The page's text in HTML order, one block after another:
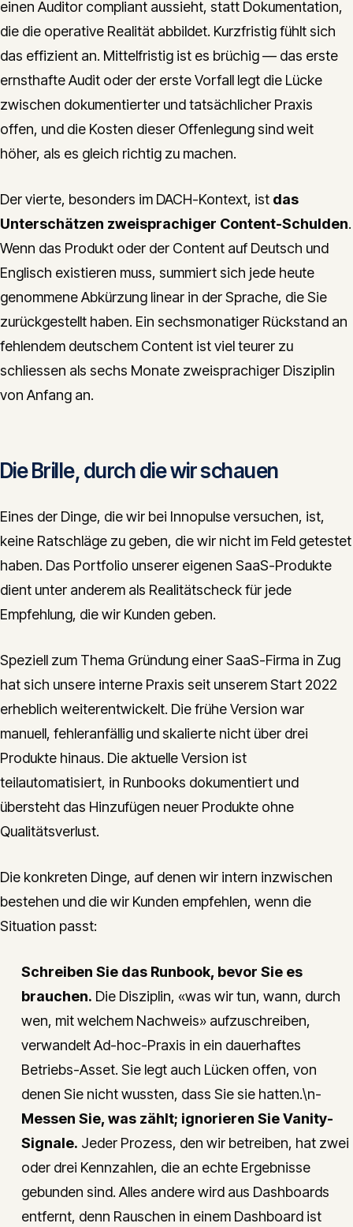
einen Auditor compliant aussieht, statt Dokumentation,
die die operative Realität abbildet. Kurzfristig fühlt sich
das effizient an. Mittelfristig ist es brüchig — das erste
ernsthafte Audit oder der erste Vorfall legt die Lücke
zwischen dokumentierter und tatsächlicher Praxis
offen, und die Kosten dieser Offenlegung sind weit
höher, als es gleich richtig zu machen.
Der vierte, besonders im DACH-Kontext, ist das
Unterschätzen zweisprachiger Content-Schulden.
Wenn das Produkt oder der Content auf Deutsch und
Englisch existieren muss, summiert sich jede heute
genommene Abkürzung linear in der Sprache, die Sie
zurückgestellt haben. Ein sechsmonatiger Rückstand an
fehlendem deutschem Content ist viel teurer zu
schliessen als sechs Monate zweisprachiger Disziplin
von Anfang an.
Die Brille, durch die wir schauen
Eines der Dinge, die wir bei Innopulse versuchen, ist,
keine Ratschläge zu geben, die wir nicht im Feld getestet
haben. Das Portfolio unserer eigenen SaaS-Produkte
dient unter anderem als Realitätscheck für jede
Empfehlung, die wir Kunden geben.
Speziell zum Thema Gründung einer SaaS-Firma in Zug
hat sich unsere interne Praxis seit unserem Start 2022
erheblich weiterentwickelt. Die frühe Version war
manuell, fehleranfällig und skalierte nicht über drei
Produkte hinaus. Die aktuelle Version ist
teilautomatisiert, in Runbooks dokumentiert und
übersteht das Hinzufügen neuer Produkte ohne
Qualitätsverlust.
Die konkreten Dinge, auf denen wir intern inzwischen
bestehen und die wir Kunden empfehlen, wenn die
Situation passt:
Schreiben Sie das Runbook, bevor Sie es
brauchen. Die Disziplin, «was wir tun, wann, durch
wen, mit welchem Nachweis» aufzuschreiben,
verwandelt Ad-hoc-Praxis in ein dauerhaftes
Betriebs-Asset. Sie legt auch Lücken offen, von
denen Sie nicht wussten, dass Sie sie hatten.\n-
Messen Sie, was zählt; ignorieren Sie Vanity-
Signale. Jeder Prozess, den wir betreiben, hat zwei
oder drei Kennzahlen, die an echte Ergebnisse
gebunden sind. Alles andere wird aus Dashboards
entfernt, denn Rauschen in einem Dashboard ist